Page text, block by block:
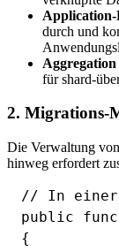
Application-
durch und
Aggregation
für shard-
2. Migrations-
Die Verwaltung
hinweg erfordert
// In einer
public
{